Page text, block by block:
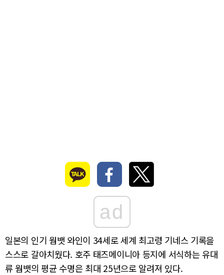
ad
일본의 인기 웜뱃 와인이 34세로 세계 최고령 기네스 기록을
스스로 갈아치웠다. 호주 태즈메이니아 등지에 서식하는 유대
류 웜뱃의 평균 수명은 최대 25년으로 알려져 있다.